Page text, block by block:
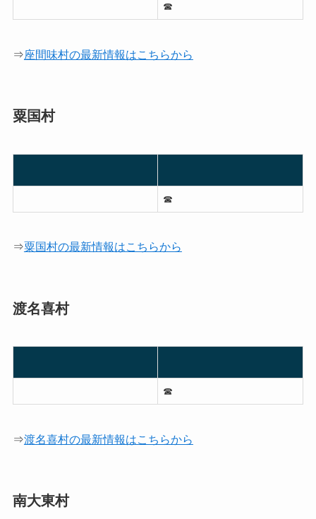
☎︎
⇒座間味村の最新情報はこちらから
粟国村
☎︎
⇒粟国村の最新情報はこちらから
渡名喜村
☎︎
⇒渡名喜村の最新情報はこちらから
南大東村